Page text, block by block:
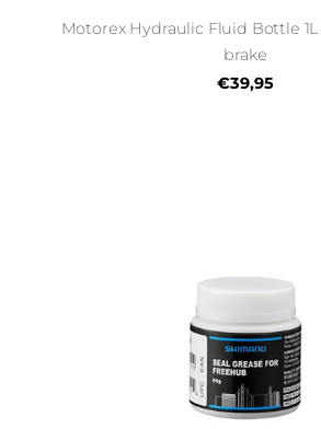
Motorex Hydraulic Fluid Bottle
brake
€39,95